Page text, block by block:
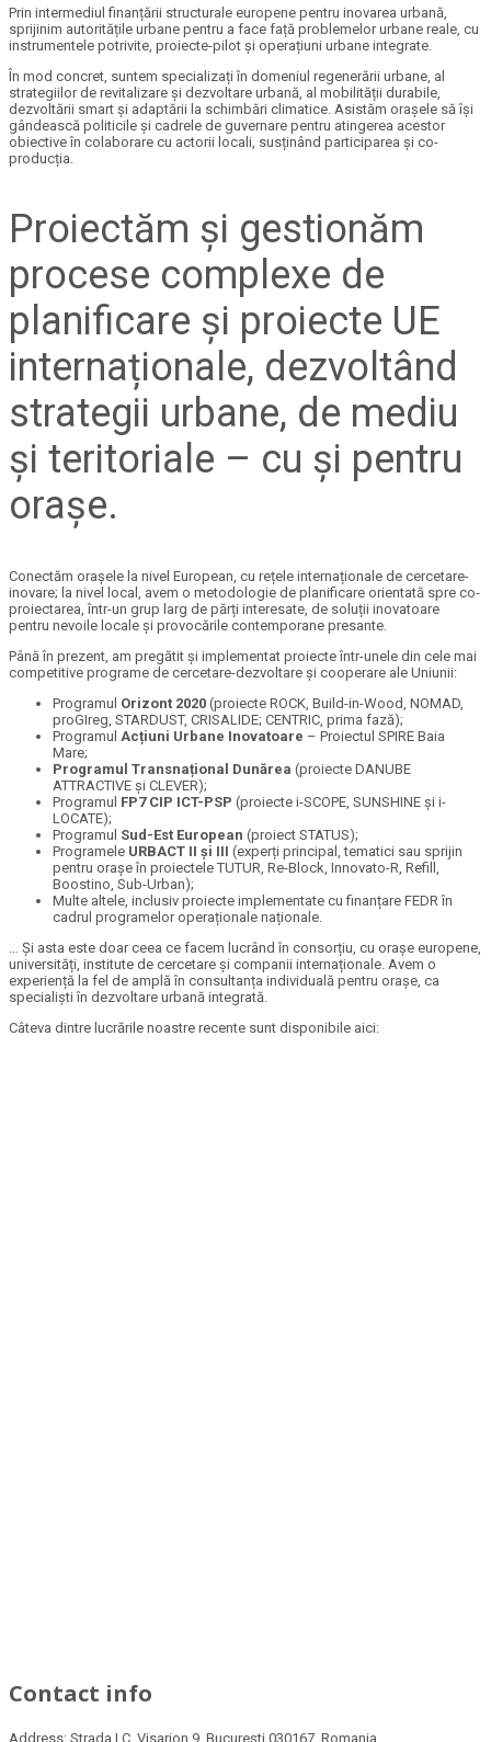
Prin intermediul finanțării structurale europene pentru inovarea urbană,
sprijinim autoritățile urbane pentru a face față problemelor urbane reale, cu
instrumentele potrivite, proiecte-pilot și operațiuni urbane integrate.
În mod concret, suntem specializați în domeniul regenerării urbane, al
strategiilor de revitalizare și dezvoltare urbană, al mobilității durabile,
dezvoltării smart și adaptării la schimbări climatice. Asistăm orașele să își
gândească politicile și cadrele de guvernare pentru atingerea acestor
obiective în colaborare cu actorii locali, susținând participarea și co-
producția.
Proiectăm și gestionăm
procese complexe de
planificare și proiecte UE
internaționale, dezvoltând
strategii urbane, de mediu
și teritoriale – cu și pentru
orașe.
Conectăm orașele la nivel European, cu rețele internaționale de cercetare-
inovare; la nivel local, avem o metodologie de planificare orientată spre co-
proiectarea, într-un grup larg de părți interesate, de soluții inovatoare
pentru nevoile locale și provocările contemporane presante.
Până în prezent, am pregătit și implementat proiecte într-unele din cele mai
competitive programe de cercetare-dezvoltare și cooperare ale Uniunii:
Programul Orizont 2020 (proiecte ROCK, Build-in-Wood, NOMAD,
proGIreg, STARDUST, CRISALIDE; CENTRIC, prima fază);
Programul Acțiuni Urbane Inovatoare – Proiectul SPIRE Baia
Mare;
Programul Transnațional Dunărea (proiecte DANUBE
ATTRACTIVE și CLEVER);
Programul FP7 CIP ICT-PSP (proiecte i-SCOPE, SUNSHINE și i-
LOCATE);
Programul Sud-Est European (proiect STATUS);
Programele URBACT II și III (experți principal, tematici sau sprijin
pentru orașe în proiectele TUTUR, Re-Block, Innovato-R, Refill,
Boostino, Sub-Urban);
Multe altele, inclusiv proiecte implementate cu finanțare FEDR în
cadrul programelor operaționale naționale.
… Și asta este doar ceea ce facem lucrând în consorțiu, cu orașe europene,
universități, institute de cercetare și companii internaționale. Avem o
experiență la fel de amplă în consultanța individuală pentru orașe, ca
specialiști în dezvoltare urbană integrată.
Câteva dintre lucrările noastre recente sunt disponibile aici:
Contact info
Address: Strada I.C. Visarion 9, București 030167, Romania